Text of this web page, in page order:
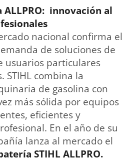
innovación al
nacional confirma el
de soluciones de
usuarios particulares
STIHL combina la
de gasolina con
más sólida por equipos
eficientes y
En el año de su
lanza al mercado el
STIHL ALLPRO.